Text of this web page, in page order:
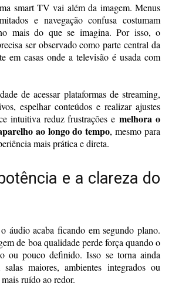
smart TV vai além da imagem. Menus
e navegação confusa costumam
mais do que se imagina. Por isso, o
ser observado como parte central da
em casas onde a televisão é usada com
de acessar plataformas de streaming,
espelhar conteúdos e realizar ajustes
intuitiva reduz frustrações emelhora o
ao longo do tempo, mesmo para
mais prática e direta.
e a clareza do
áudio acaba ficando em segundo plano.
de boa qualidade perde força quando o
ou pouco definido. Isso se torna ainda
maiores, ambientes integrados ou
ruído ao redor.